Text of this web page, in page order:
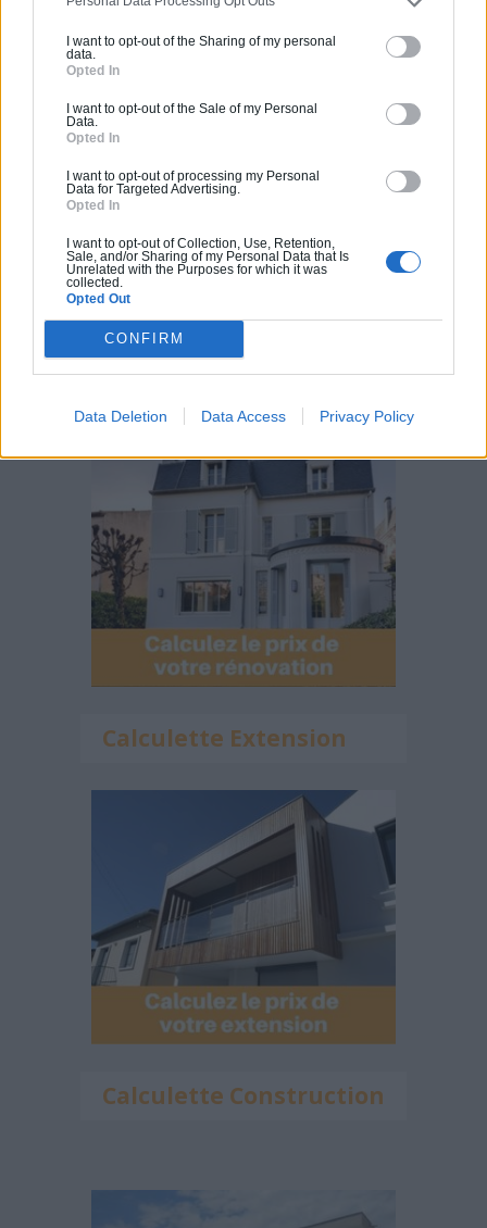
I want to opt-out of the Sharing of my personal
data.
Opted In
I want to opt-out of the Sale of my Personal
Data.
Opted In
I want to opt-out of processing my Personal
Data for Targeted Advertising.
Opted In
I want to opt-out of Collection, Use, Retention,
Sale, and/or Sharing of my Personal Data that Is
Unrelated with the Purposes for which it was
collected.
Opted Out
CONFIRM
Data Deletion Data Access Privacy Policy
conseils pour garder sa maison au
Comment rénover l’entrée de son
Calculateur Rénovation
Calculette Extension
Calculette Construction